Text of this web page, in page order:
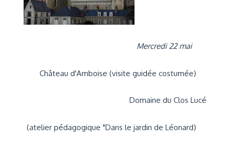
Mercredi 22 mai
Château d'Amboise (visite guidée costumée)
Domaine du Clos Lucé
(atelier pédagogique "Dans le jardin de Léonard)